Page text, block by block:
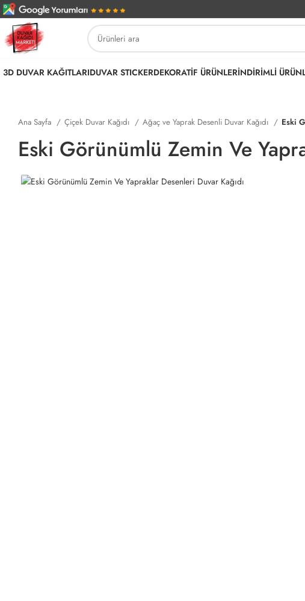
3D DUVAR KAĞITLARIDUVAR STICKERDEKORATİF ÜRÜNLERİNDİRİMLİ
Ana Sayfa Çiçek Duvar Kağıdı Ağaç ve Yaprak Desenli Duvar Kağıdı Eski
Eski Görünümlü Zemin Ve